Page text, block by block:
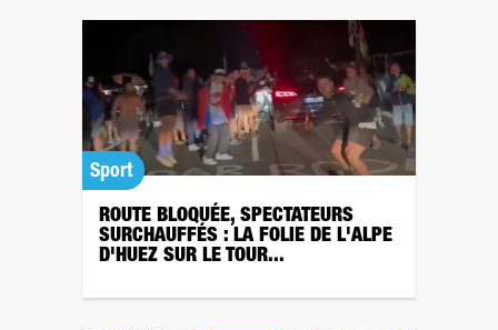
Sport
ROUTE BLOQUÉE, SPECTATEURS
SURCHAUFFÉS : LA FOLIE DE L'ALPE
D'HUEZ SUR LE TOUR...